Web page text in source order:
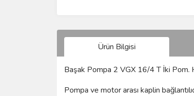
Ürün Bilgisi
Başak Pompa 2 VGX 16/4 T İki
Pompa ve motor arası kaplin